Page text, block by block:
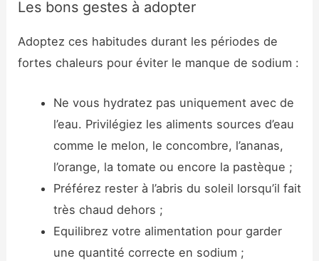
Les bons gestes à adopter
Adoptez ces habitudes durant les périodes de
fortes chaleurs pour éviter le manque de sodium :
Ne vous hydratez pas uniquement avec de
l’eau. Privilégiez les aliments sources d’eau
comme le melon, le concombre, l’ananas,
l’orange, la tomate ou encore la pastèque ;
Préférez rester à l’abris du soleil lorsqu’il fait
très chaud dehors ;
Equilibrez votre alimentation pour garder
une quantité correcte en sodium ;